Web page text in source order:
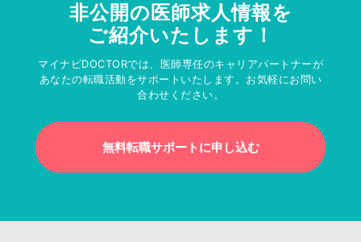
非公開の医師求人情報を
ご紹介いたします！
マイナビDOCTORでは、医師専任のキャリアパートナーが
あなたの転職活動をサポートいたします。お気軽にお問い
合わせください。
無料転職サポートに申し込む